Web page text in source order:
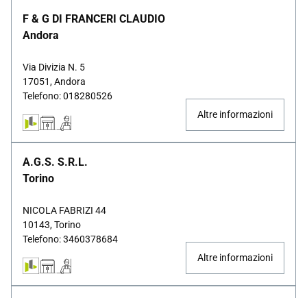
F & G DI FRANCERI CLAUDIO
Andora
Via Divizia N. 5
17051, Andora
Telefono: 018280526
Altre informazioni
A.G.S. S.R.L.
Torino
NICOLA FABRIZI 44
10143, Torino
Telefono: 3460378684
Altre informazioni